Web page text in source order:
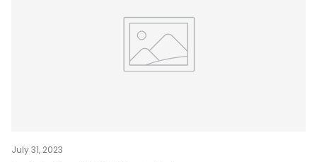
July 31, 2023